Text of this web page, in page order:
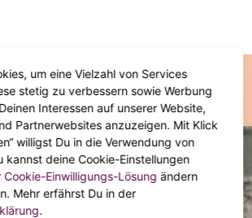
könnten dir auch gefallen
um eine Vielzahl von Services
stetig zu verbessern sowie Werbung
Interessen auf unserer Website,
Partnerwebsites anzuzeigen. Mit Klick
willigst Du in die Verwendung von
kannst deine Cookie-Einstellungen
Cookie-Einwilligungs-Lösung ändern
Mehr erfährst Du in der
.